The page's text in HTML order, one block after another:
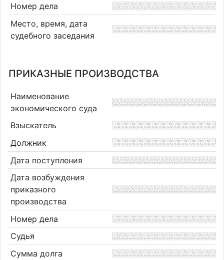
Номер дела
Место, время, дата
судебного заседания
ПРИКАЗНЫЕ ПРОИЗВОДСТВА
Наименование
экономического суда
Взыскатель
Должник
Дата поступления
Дата возбуждения
приказного
производства
Номер дела
Судья
Сумма долга